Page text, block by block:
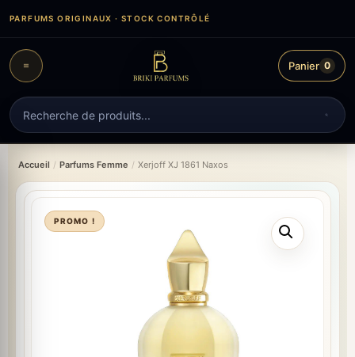
contenu
PARFUMS ORIGINAUX · STOCK CONTRÔLÉ
Recherche
de
produits
Panier 0
Accueil / Parfums Femme / Xerjoff XJ 1861 Naxos
PROMO !